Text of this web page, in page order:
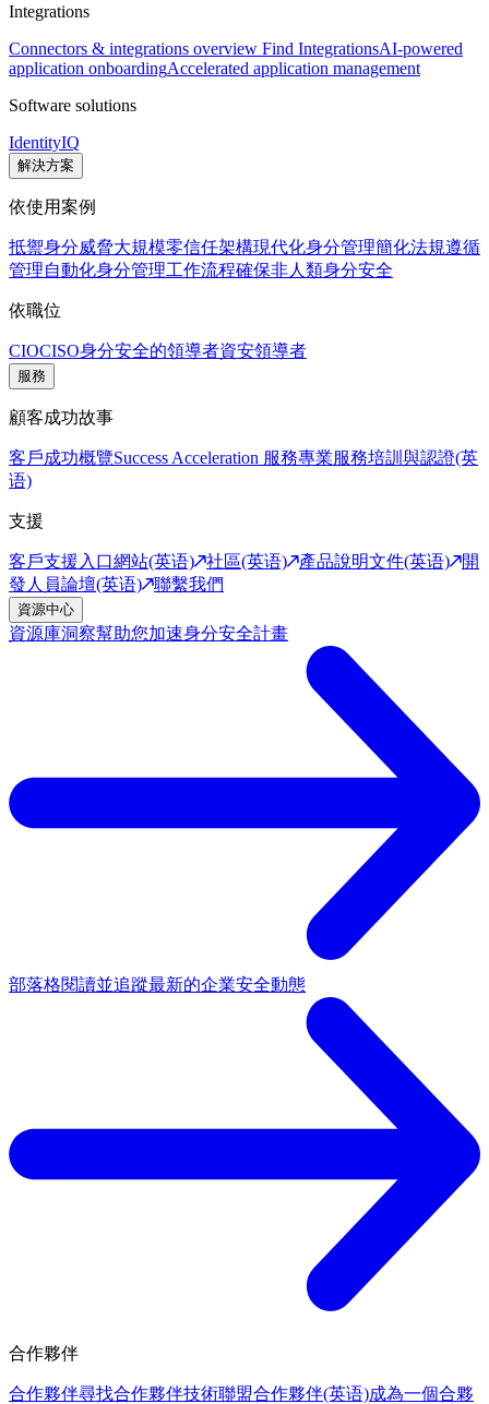
Integrations
Connectors & integrations overview Find IntegrationsAI-powered
application onboardingAccelerated application management
Software solutions
IdentityIQ
解決方案
依使用案例
抵禦身分威脅大規模零信任架構現代化身分管理簡化法規遵循
管理自動化身分管理工作流程確保非人類身分安全
依職位
CIOCISO身分安全的領導者資安領導者
服務
顧客成功故事
客戶成功概覽Success Acceleration 服務專業服務培訓與認證(英
语)
支援
客戶支援入口網站(英语) 社區(英语) 產品說明文件(英语)
開
發人員論壇(英语)
聯繫我們
資源中心
資源庫洞察幫助您加速身分安全計畫
部落格閱讀並追蹤最新的企業安全動態
合作夥伴
合作夥伴尋找合作夥伴技術聯盟合作夥伴(英语)成為一個合夥